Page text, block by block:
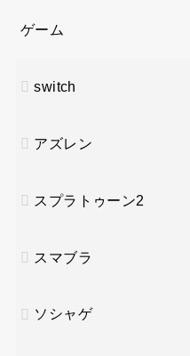
ゲーム
switch
アズレン
スプラトゥーン2
スマブラ
ソシャゲ